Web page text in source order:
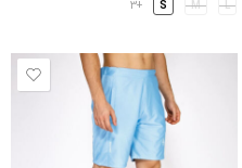
L
M
S
+3